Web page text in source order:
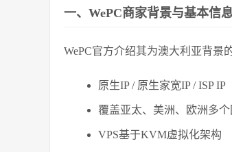
一、WePC商家背景与基本信
WePC官方介绍其为澳大利亚背景
原生IP / 原生家宽IP / ISP IP
覆盖亚太、美洲、欧洲多
VPS基于KVM虚拟化架构